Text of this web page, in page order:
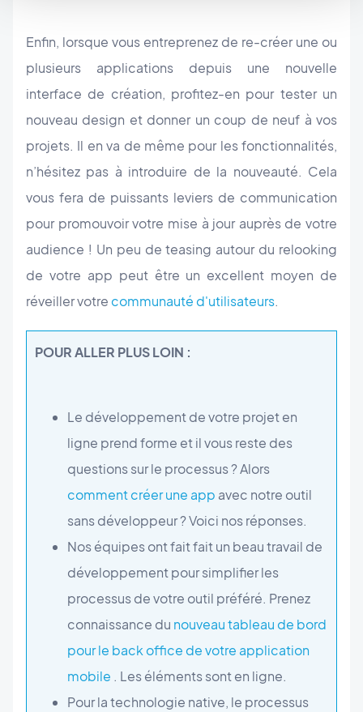
Enfin, lorsque vous entreprenez de re-créer une ou
plusieurs applications depuis une nouvelle
interface de création, profitez-en pour tester un
nouveau design et donner un coup de neuf à vos
projets. Il en va de même pour les fonctionnalités,
n’hésitez pas à introduire de la nouveauté. Cela
vous fera de puissants leviers de communication
pour promouvoir votre mise à jour auprès de votre
audience ! Un peu de teasing autour du relooking
de votre app peut être un excellent moyen de
réveiller votre communauté d'utilisateurs.
POUR ALLER PLUS LOIN :
Le développement de votre projet en
ligne prend forme et il vous reste des
questions sur le processus ? Alors
comment créer une app avec notre outil
sans développeur ? Voici nos réponses.
Nos équipes ont fait fait un beau travail de
développement pour simplifier les
processus de votre outil préféré. Prenez
connaissance du nouveau tableau de bord
pour le back office de votre application
mobile . Les éléments sont en ligne.
Pour la technologie native, le processus